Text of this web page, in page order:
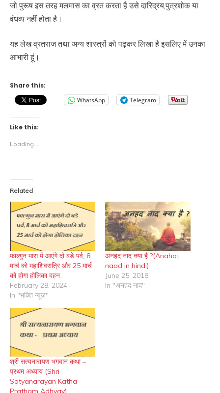
जो पुरूष इस तरह मलमास का व्रत करता है उसे दारिद्रय,पुत्रशोक या
वंधव्य नहीं होता है।
यह लेख व्रतराज तथा अन्य शास्त्रों को पढ़कर लिखा है इसलिए में उनका
आभारी हूं।
Share this:
WhatsApp
Telegram
Like this:
Loading...
Related
फाल्गुन मास में आएंगे दो बडे पर्व, 8
मार्च को महाशिवरात्रि और 25 मार्च
को होगा होलिका दहन
February 28, 2024
In "भक्ति न्यूज़"
अनहद नाद क्या है ?(Anahat
naad in hindi)
June 25, 2018
In "अनहद नाद"
श्री सत्यनारायण भगवान कथा –
प्रथम अध्याय (Shri
Satyanarayan Katha
Pratham Adhyay)